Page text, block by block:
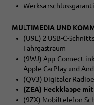
MULTIMEDIA UND
(U9E) 2 USB-C-
Fahrgastraum
(9WJ) App-Connect
Apple CarPlay und
(QV3) Digitaler
(ZEA) Heckklappe
(9ZX) Mobiltelefon